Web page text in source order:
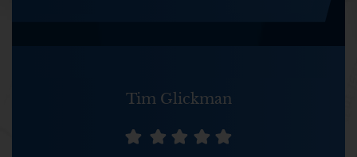
Vandalismo
Delitos De Armas
Tim Glickman